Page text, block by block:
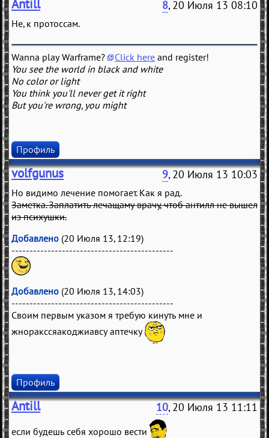
Antill 8, 20 Июля 13 08:10
Не, к протоссам.
Wanna play Warframe? Click here and register!
You see the world in black and white
No color or light
You think you'll never get it right
But you're wrong, you might
Профиль
volfgunus 9, 20 Июля 13 10:03
Но видимо лечение помогает. Как я рад.
Заметка. Заплатить лечащаму врачу, чтоб антилл не вышел
из психушки.
Добавлено (20 Июля 13, 12:19)
---------------------------------------------
Добавлено (20 Июля 13, 14:03)
---------------------------------------------
Своим первым указом я требую кинуть мне и
жноракссяакоджиавсу аптечку
Профиль
Antill 10, 20 Июля 13 11:11
если будешь себя хорошо вести